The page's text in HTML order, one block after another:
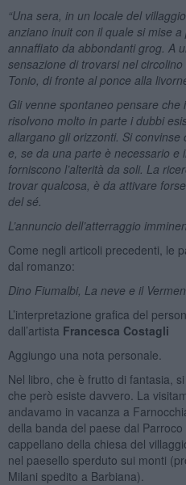
“Una sera, in un locale del
anziano inuit con il quale si mise
annaffiato da abbondanti grog. A
sensazione di trovarsi nel
Tonio, di fronte al ponce alla
Gli venne spontaneo pensare che
risolvono molto in parte i dubbi
allargano gli orizzonti. Si
e, se da una parte è necessario e
forniscono l’alterità da soli. La
trovar qualcosa, è da attivare
del sé.
L’annuncio dell’atterraggio
Come negli articoli precedenti, le
dal romanzo:
Dino Fiumalbi, La neve e il
L’interpretazione grafica del
dall’artista Francesca Costagli
Aggiungo una nota personale.
Nel libro, che è frutto di fantasia,
che però esiste davvero. La
andavamo in vacanza a
della banda del paese dal
cappellano della chiesa del
nel paesello sperduto sui monti
Milani spedito a Barbiana).